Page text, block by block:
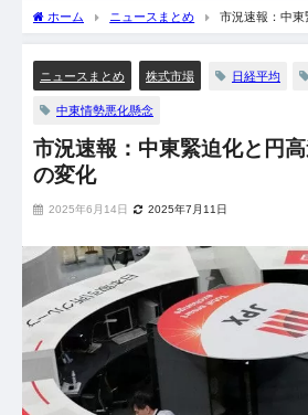
ホーム ニュースまとめ
市況速報：中東
ニュースまとめ 株式市場 日経平均
中東情勢悪化懸念
市況速報：中東緊迫化と円
の変化
2025年6月14日 2025年7月11日